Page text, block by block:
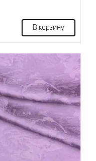
В корзину